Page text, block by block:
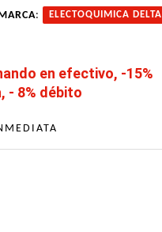
: ELECTOQUIMICA DELTA
en efectivo, -15%
- 8% débito